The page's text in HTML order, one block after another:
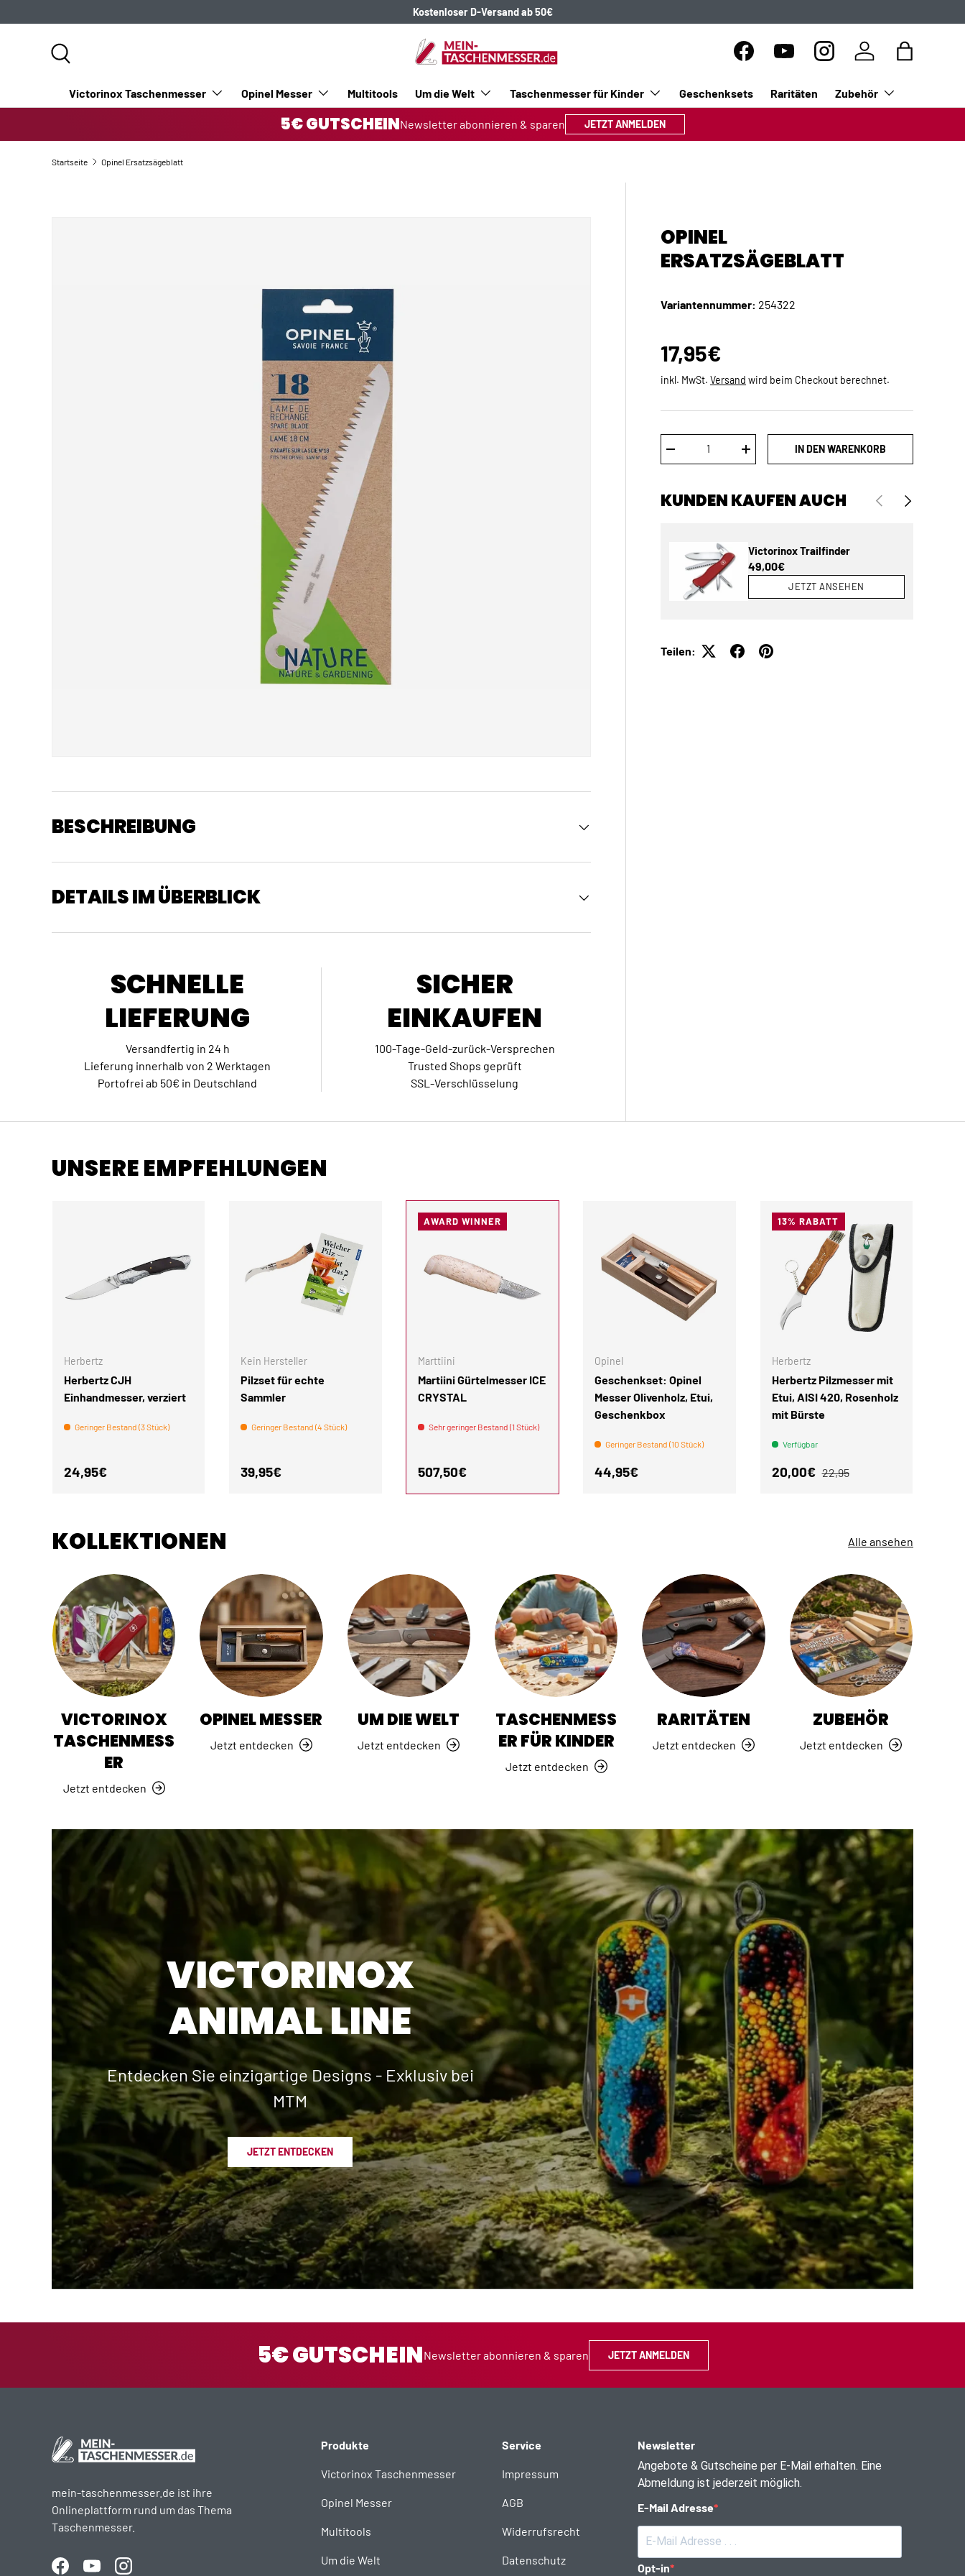
DIREKT ZUM INHALT
Kostenloser D-Versand ab 50€
FacebookYouTubeInstagramEinloggen
Victorinox Taschenmesser Opinel Messer Multitools Um die Welt Taschenmesser für Kinder Geschenksets Raritäten Zubehör
5€ GUTSCHEINNewsletter abonnieren & sparen JETZT ANMELDEN
Startseite Opinel Ersatzsägeblatt
OPINEL
ERSATZSÄGEBLATT
Variantennummer: 254322
Normaler Preis
17,95€
inkl. MwSt. Versand wird beim Checkout berechnet.
MENGE VERRINGERNMENGE ERHÖHENIN DEN WARENKORB
KUNDEN KAUFEN AUCH VORHERIGENÄCHSTE
Victorinox Trailfinder
Normaler Preis
49,00€
JETZT ANSEHEN
Teilen:
BESCHREIBUNG
DETAILS IM ÜBERBLICK
SCHNELLE
LIEFERUNG
Versandfertig in 24 h
Lieferung innerhalb von 2 Werktagen
Portofrei ab 50€ in Deutschland
SICHER
EINKAUFEN
100-Tage-Geld-zurück-Versprechen
Trusted Shops geprüft
SSL-Verschlüsselung
UNSERE EMPFEHLUNGEN
Herbertz
Herbertz CJH
Einhandmesser, verziert
Geringer Bestand (3 Stück)
Normaler Preis
24,95€
Kein Hersteller
Pilzset für echte
Sammler
Geringer Bestand (4 Stück)
Normaler Preis
39,95€
AWARD WINNER
Marttiini
Martiini Gürtelmesser ICE
CRYSTAL
Sehr geringer Bestand (1 Stück)
Normaler Preis
507,50€
Opinel
Geschenkset: Opinel
Messer Olivenholz, Etui,
Geschenkbox
Geringer Bestand (10 Stück)
Normaler Preis
44,95€
IN DEN WARENKORB
13% RABATT
Herbertz
Herbertz Pilzmesser mit
Etui, AISI 420, Rosenholz
mit Bürste
Verfügbar
Verkaufspreis
20,00€ Normaler Preis
22,95
IN DEN WARENKORB
KOLLEKTIONEN Alle ansehen
VICTORINOX
TASCHENMESS
ER
Jetzt entdecken
OPINEL MESSER
Jetzt entdecken
UM DIE WELT
Jetzt entdecken
TASCHENMESS
ER FÜR KINDER
Jetzt entdecken
RARITÄTEN
Jetzt entdecken
ZUBEHÖR
Jetzt entdecken
VICTORINOX
ANIMAL LINE
Entdecken Sie einzigartige Designs - Exklusiv bei
MTM
JETZT ENTDECKEN
5€ GUTSCHEINNewsletter abonnieren & sparen JETZT ANMELDEN
mein-taschenmesser.de ist ihre
Onlineplattform rund um das Thema
Taschenmesser.
FacebookYouTubeInstagram
Produkte
Victorinox Taschenmesser
Opinel Messer
Multitools
Um die Welt
Service
Impressum
AGB
Widerrufsrecht
Datenschutz
Newsletter
Angebote & Gutscheine per E-Mail erhalten. Eine
Abmeldung ist jederzeit möglich.
E-Mail Adresse
Opt-in